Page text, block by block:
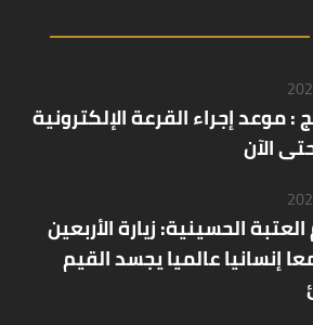
موعد إجراء القرعة الإلكترونية
الآن
الحسينية: زيارة الأربعين
إنسانيا عالميا يجسد القيم